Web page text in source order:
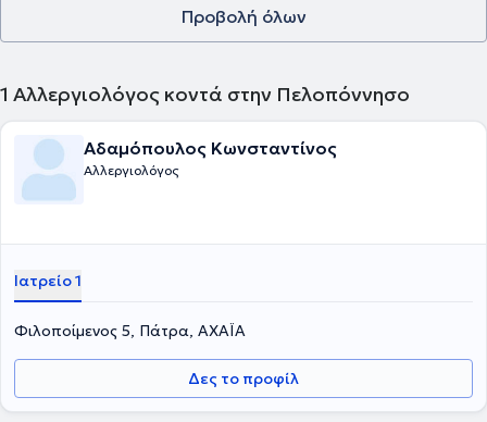
Προβολή όλων
1 Αλλεργιολόγος κοντά στην Πελοπόννησο
Αδαμόπουλος Κωνσταντίνος
Αλλεργιολόγος
Ιατρείο 1
Φιλοποίμενος 5, Πάτρα, ΑΧΑΪΑ
Δες το προφίλ